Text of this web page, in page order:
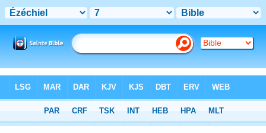
> Ézéchiel 7